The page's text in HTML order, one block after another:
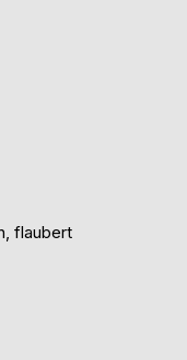
flaubert